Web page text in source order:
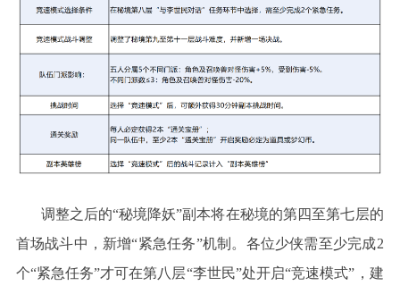
调整之后的“秘境降妖”副本将在秘境的第四至第七层的
首场战斗中，新增“紧急任务”机制。各位少侠需至少完成2
个“紧急任务”才可在第八层“李世民”处开启“竞速模式”，建